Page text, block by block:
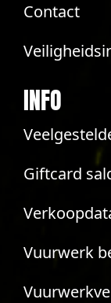
Contact
INFO
Giftcard
Vuurwerk